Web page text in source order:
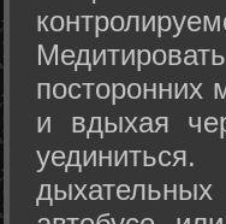
посторонних
и вдыхая